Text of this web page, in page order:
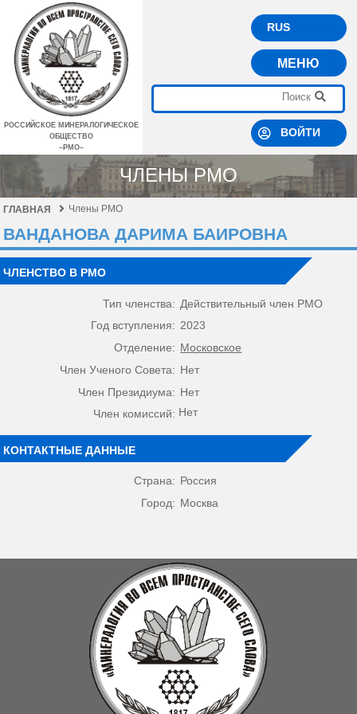
РОССИЙСКОЕ МИНЕРАЛОГИЧЕСКОЕ
ОБЩЕСТВО
–РМО–
RUS
МЕНЮ
ВОЙТИ
ЧЛЕНЫ РМО
ГЛАВНАЯ Члены РМО
ВАНДАНОВА ДАРИМА БАИРОВНА
ЧЛЕНСТВО В РМО
Тип членства: Действительный член РМО
Год вступления: 2023
Отделение: Московское
Член Ученого Совета: Нет
Член Президиума: Нет
Член комиссий: Нет
КОНТАКТНЫЕ ДАННЫЕ
Страна: Россия
Город: Москва